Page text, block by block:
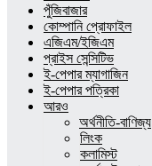
পুঁজিবাজার
কোম্পানি প্রোফাইল
এজিএম/ইজিএম
প্রাইস সেন্সিটিভ
ই-পেপার ম্যাগাজিন
ই-পেপার পত্রিকা
আরও
অর্থনীতি-বাণিজ্য
লিংক
কলামিস্ট